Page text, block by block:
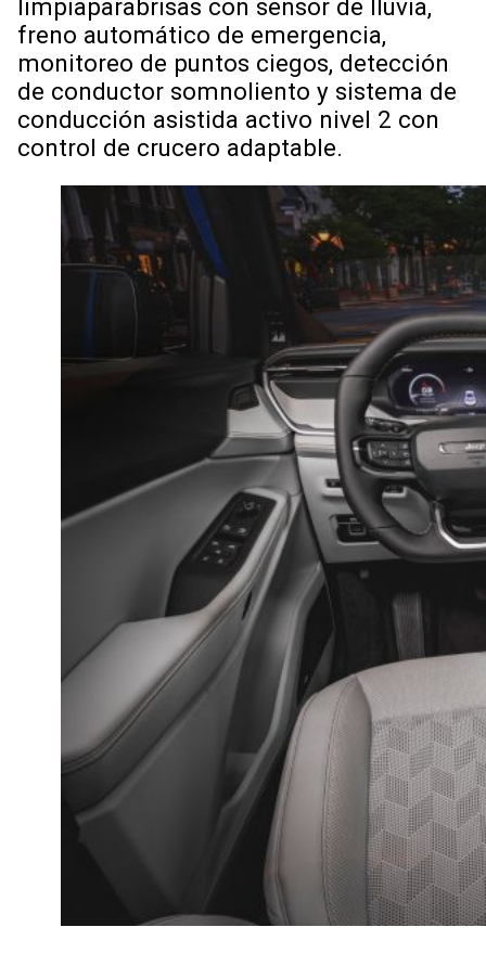
limpiaparabrisas con sensor de lluvia,
freno automático de emergencia,
monitoreo de puntos ciegos, detección
de conductor somnoliento y sistema de
conducción asistida activo nivel 2 con
control de crucero adaptable.